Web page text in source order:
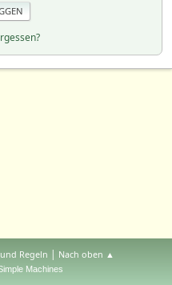
Regeln | Nach oben ▲
Machines